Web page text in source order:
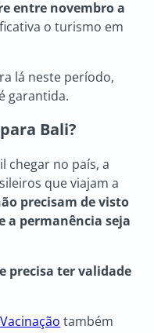
entre novembro a
o turismo em
lá neste período,
garantida.
Bali?
chegar no país, a
que viajam a
precisam de visto
a permanência seja
precisa ter validade
também